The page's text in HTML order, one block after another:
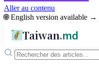
Aller au contenu
🌐 English version available →
Taiwan.md